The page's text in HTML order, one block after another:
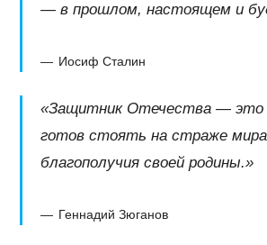
— в прошлом, настоящем и
Иосиф Сталин
«Защитник Отечества —
готов стоять на страже
благополучия своей родины.»
Геннадий Зюганов